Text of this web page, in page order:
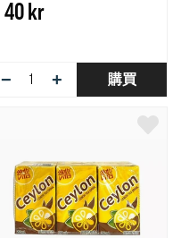
40 kr
− + 購買